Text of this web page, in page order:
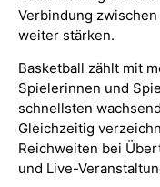
Verbindung
weiter stärken.
Basketball zählt mit
Spielerinnen und
schnellsten
Gleichzeitig
Reichweiten bei
und Live-